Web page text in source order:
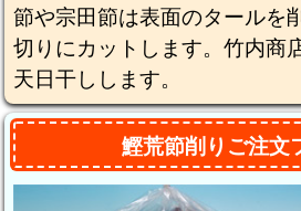
節や宗田節は表面のタールを
切りにカットします。竹内商
天日干しします。
鰹荒節削りご注文